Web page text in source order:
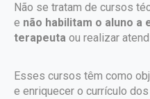
Não se tratam de cursos
e não habilitam o aluno
terapeuta ou realizar
Esses cursos têm como
e enriquecer o currículo